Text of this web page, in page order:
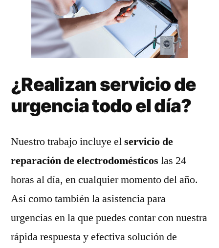
¿Realizan servicio de
urgencia todo el día?
Nuestro trabajo incluye elservicio de
reparación de electrodomésticos las 24
horas al día, en cualquier momento del año.
Así como también la asistencia para
urgencias en la que puedes contar con nuestra
rápida respuesta y efectiva solución de